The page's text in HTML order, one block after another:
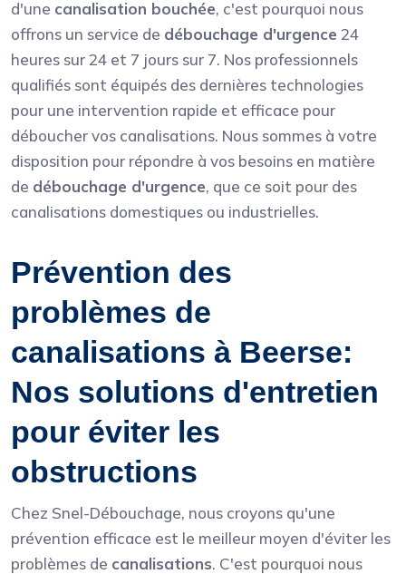
d'une canalisation bouchée, c'est pourquoi nous
offrons un service de débouchage d'urgence 24
heures sur 24 et 7 jours sur 7. Nos professionnels
qualifiés sont équipés des dernières technologies
pour une intervention rapide et efficace pour
déboucher vos canalisations. Nous sommes à votre
disposition pour répondre à vos besoins en matière
de débouchage d'urgence, que ce soit pour des
canalisations domestiques ou industrielles.
Prévention des
problèmes de
canalisations à Beerse:
Nos solutions d'entretien
pour éviter les
obstructions
Chez Snel-Débouchage, nous croyons qu'une
prévention efficace est le meilleur moyen d'éviter les
problèmes de canalisations. C'est pourquoi nous